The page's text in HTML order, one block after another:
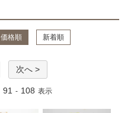
価格順 新着順
次へ >
91 - 108 表示